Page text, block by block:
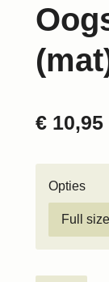
€ 10,95
Opties